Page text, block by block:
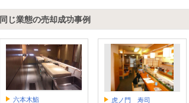
同じ業態の売却成功事例
六本木鮨 虎ノ門 寿司